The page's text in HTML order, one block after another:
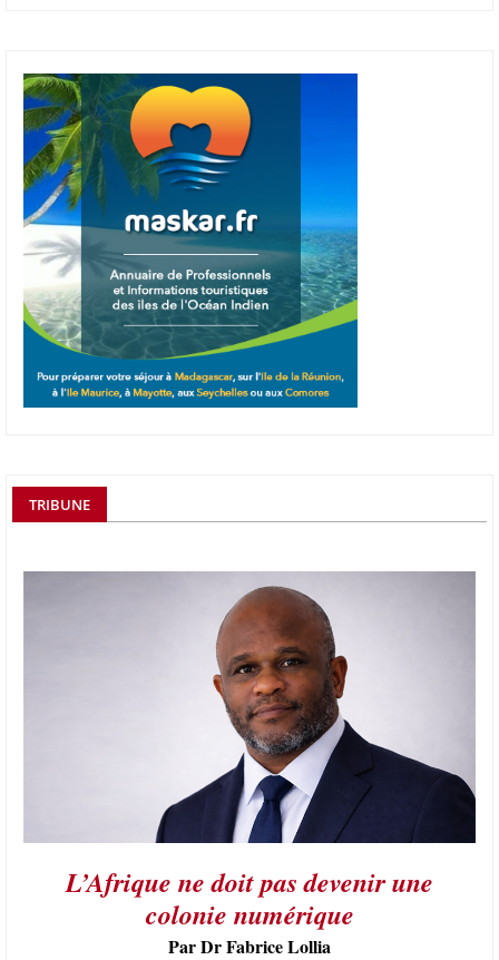
TRIBUNE
L’Afrique ne doit pas devenir une
colonie numérique
Par Dr Fabrice Lollia